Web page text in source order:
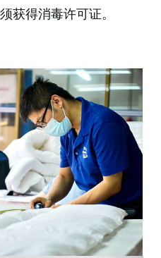
获得消毒许可证。